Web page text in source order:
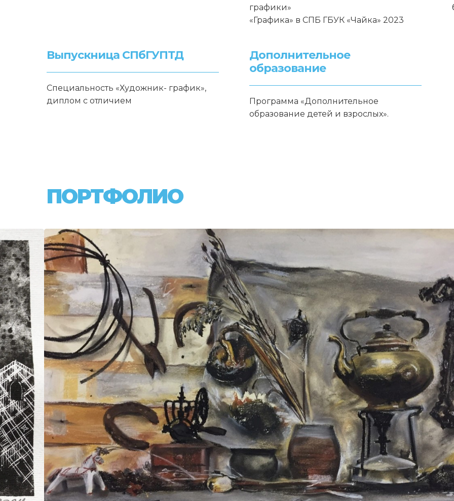
графики»
«Графика» в СПБ ГБУК «Чайка» 2023
Выпускница СПбГУПТД
Специальность «Художник- график»,
диплом с отличием
Дополнительное
образование
Программа «Дополнительное
образование детей и взрослых».
ПОРТФОЛИО